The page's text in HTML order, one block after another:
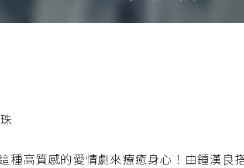
種高質感的愛情劇來療癒身心！由鍾漢良